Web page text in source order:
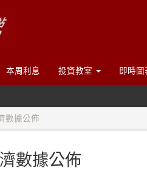
本周利息 投資教室 即時圖
數據公佈
數據公佈